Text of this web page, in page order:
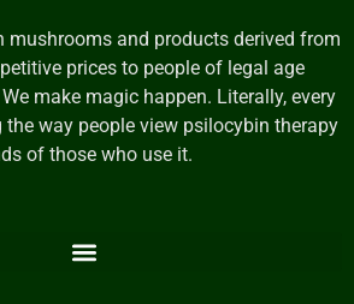
mushrooms and products derived from
prices to people of legal age
make magic happen. Literally, every
the way people view psilocybin therapy
of those who use it.